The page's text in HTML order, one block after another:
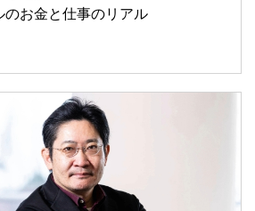
のお金と仕事のリアル